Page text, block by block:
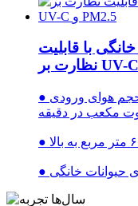
با قابلیت
● حجم هوای ورودی (CADR): 476 متر مکعب بر ساعت /
حیوانات خانگی